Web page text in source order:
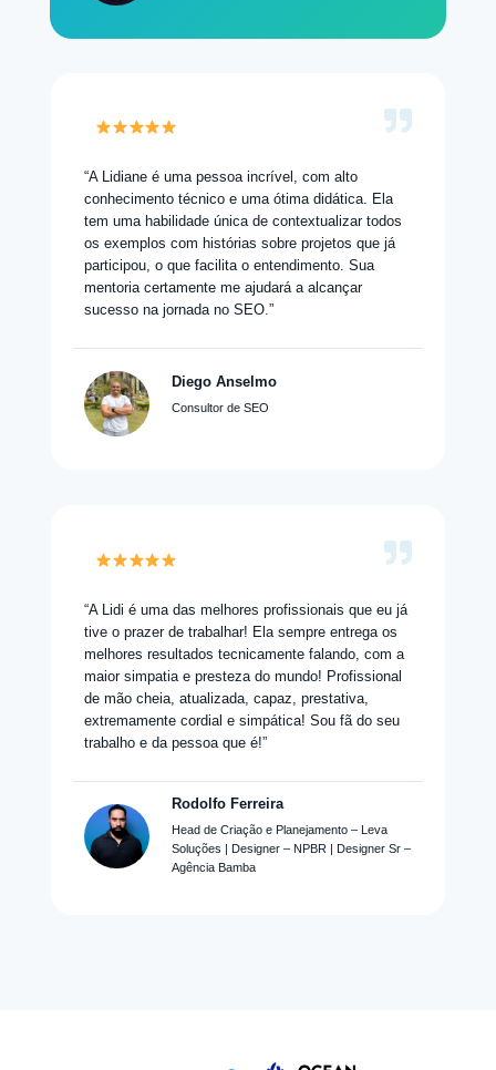
“A Lidiane é uma pessoa incrível, com alto
conhecimento técnico e uma ótima didática. Ela
tem uma habilidade única de contextualizar todos
os exemplos com histórias sobre projetos que já
participou, o que facilita o entendimento. Sua
mentoria certamente me ajudará a alcançar
sucesso na jornada no SEO.”
Diego Anselmo
Consultor de SEO
“A Lidi é uma das melhores profissionais que eu já
tive o prazer de trabalhar! Ela sempre entrega os
melhores resultados tecnicamente falando, com a
maior simpatia e presteza do mundo! Profissional
de mão cheia, atualizada, capaz, prestativa,
extremamente cordial e simpática! Sou fã do seu
trabalho e da pessoa que é!”
Rodolfo Ferreira
Head de Criação e Planejamento – Leva
Soluções | Designer – NPBR | Designer Sr –
Agência Bamba